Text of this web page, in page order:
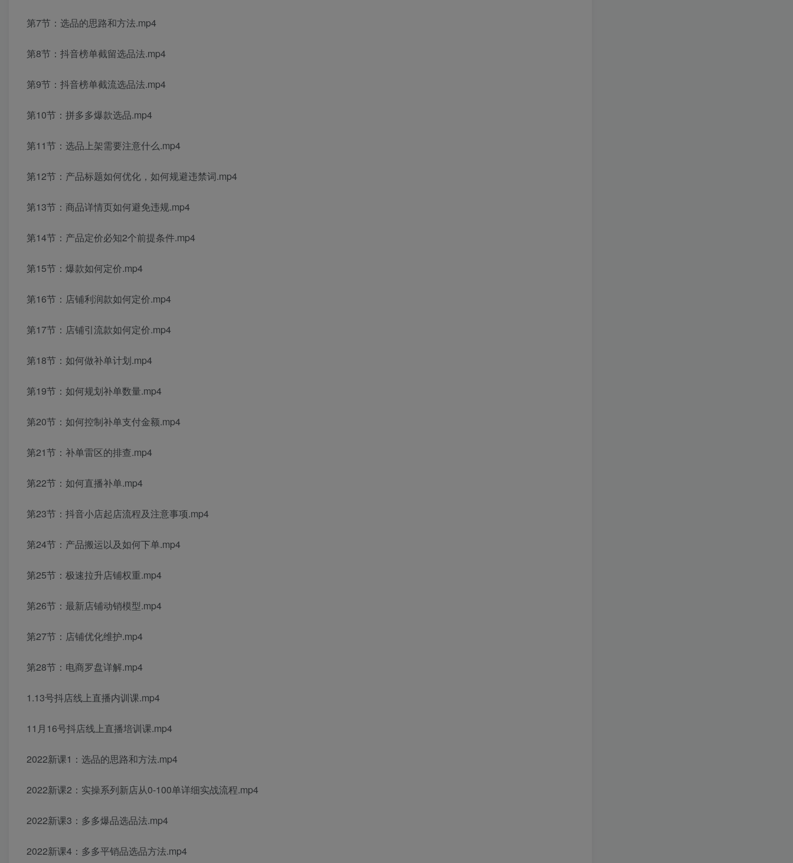
第7节：选品的思路和方法.mp4
第8节：抖音榜单截留选品法.mp4
第9节：抖音榜单截流选品法.mp4
第10节：拼多多爆款选品.mp4
第11节：选品上架需要注意什么.mp4
第12节：产品标题如何优化，如何规避违禁词.mp4
第13节：商品详情页如何避免违规.mp4
第14节：产品定价必知2个前提条件.mp4
第15节：爆款如何定价.mp4
第16节：店铺利润款如何定价.mp4
第17节：店铺引流款如何定价.mp4
第18节：如何做补单计划.mp4
第19节：如何规划补单数量.mp4
第20节：如何控制补单支付金额.mp4
第21节：补单雷区的排查.mp4
第22节：如何直播补单.mp4
第23节：抖音小店起店流程及注意事项.mp4
第24节：产品搬运以及如何下单.mp4
第25节：极速拉升店铺权重.mp4
第26节：最新店铺动销模型.mp4
第27节：店铺优化维护.mp4
第28节：电商罗盘详解.mp4
1.13号抖店线上直播内训课.mp4
11月16号抖店线上直播培训课.mp4
2022新课1：选品的思路和方法.mp4
2022新课2：实操系列新店从0-100单详细实战流程.mp4
2022新课3：多多爆品选品法.mp4
2022新课4：多多平销品选品方法.mp4